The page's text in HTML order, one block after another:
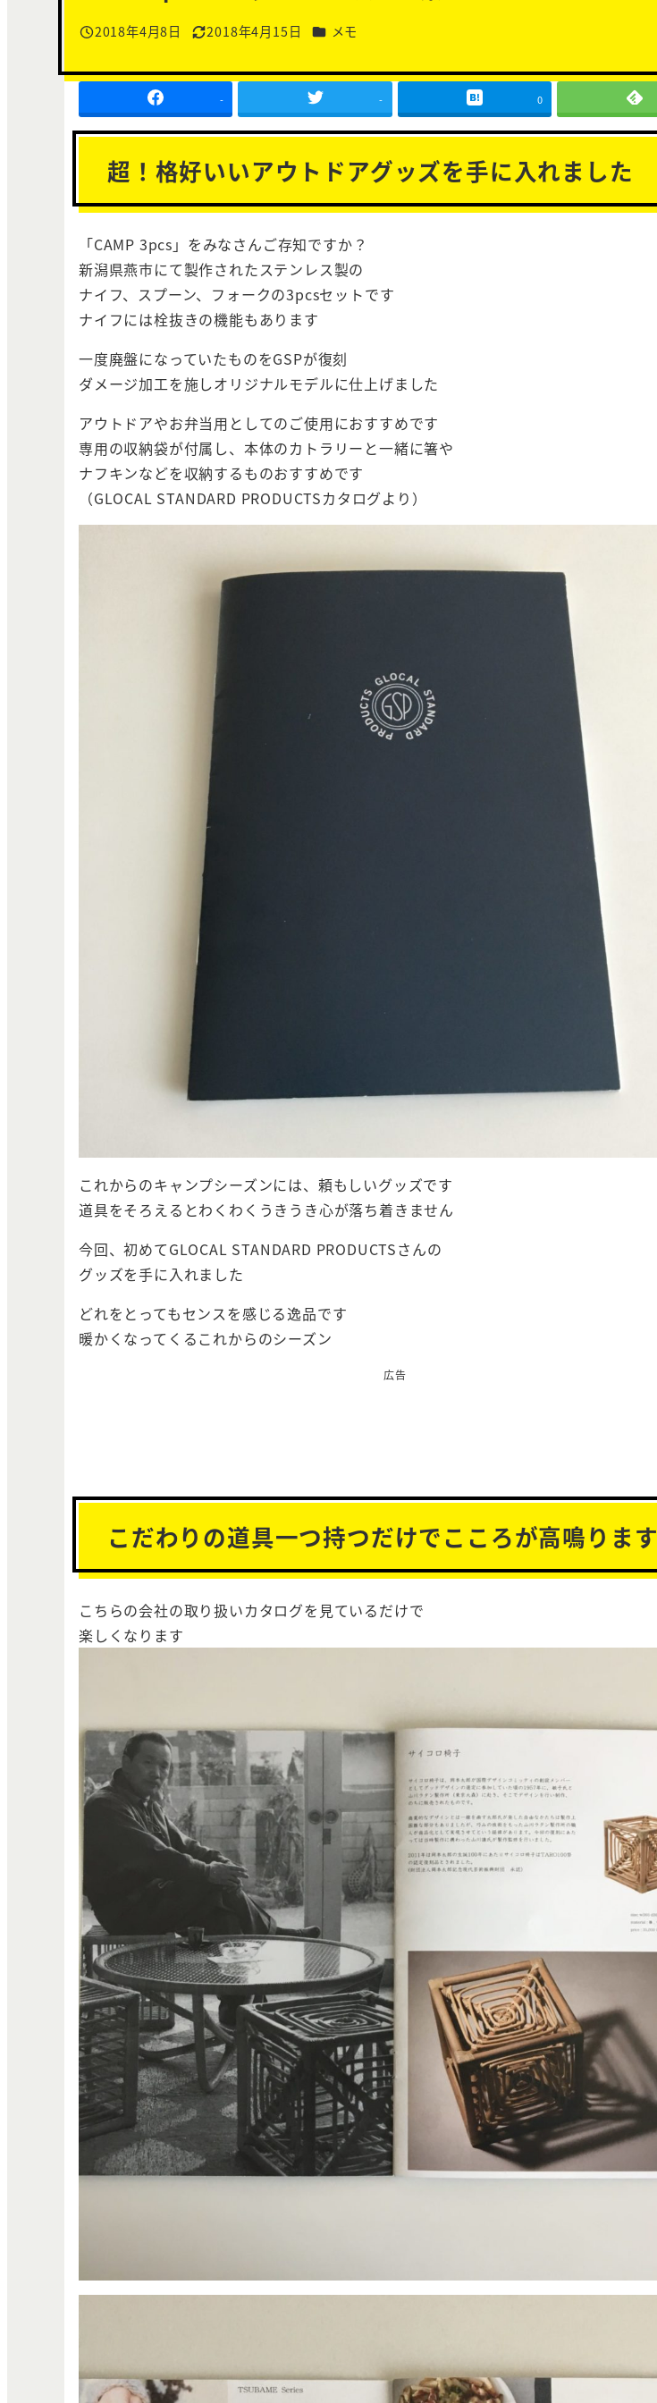
投稿日
2018年4月8日
更新日
2018年4月15日 カテゴリー
メモ
- - 0
超！格好いいアウトドアグッズを手に入れました
「CAMP 3pcs」をみなさんご存知ですか？
新潟県燕市にて製作されたステンレス製の
ナイフ、スプーン、フォークの3pcsセットです
ナイフには栓抜きの機能もあります
一度廃盤になっていたものをGSPが復刻
ダメージ加工を施しオリジナルモデルに仕上げました
アウトドアやお弁当用としてのご使用におすすめです
専用の収納袋が付属し、本体のカトラリーと一緒に箸や
ナフキンなどを収納するものおすすめです
（GLOCAL STANDARD PRODUCTSカタログより）
これからのキャンプシーズンには、頼もしいグッズです
道具をそろえるとわくわくうきうき心が落ち着きません
今回、初めてGLOCAL STANDARD PRODUCTSさんの
グッズを手に入れました
どれをとってもセンスを感じる逸品です
暖かくなってくるこれからのシーズン
広告
こだわりの道具一つ持つだけでこころが高鳴ります
こちらの会社の取り扱いカタログを見ているだけで
楽しくなります